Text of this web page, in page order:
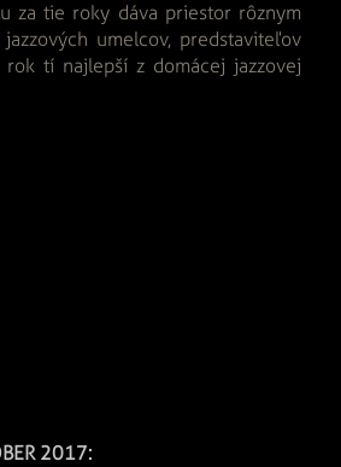
za tie roky dáva priestor rôznym
umelcov, predstaviteľov
tí najlepší z domácej jazzovej
2017: